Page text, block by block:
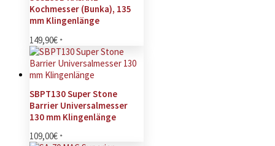
Kochmesser (Bunka), 135
mm Klingenlänge
149,90€ *
SBPT130 Super Stone
Barrier Universalmesser
130 mm Klingenlänge
109,00€ *